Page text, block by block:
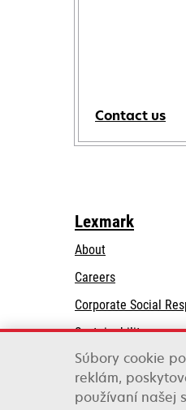
Contact us
Lexmark
About
Careers
Corporate Social
Sustainability
Lexmark Partners
Súbory cookie
reklám,
používaní našej